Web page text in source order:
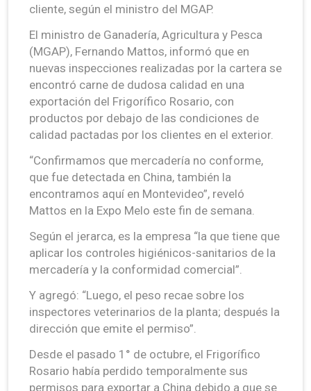
cliente, según el ministro del MGAP.
El ministro de Ganadería, Agricultura y Pesca
(MGAP), Fernando Mattos, informó que en
nuevas inspecciones realizadas por la cartera se
encontró carne de dudosa calidad en una
exportación del Frigorífico Rosario, con
productos por debajo de las condiciones de
calidad pactadas por los clientes en el exterior.
“Confirmamos que mercadería no conforme,
que fue detectada en China, también la
encontramos aquí en Montevideo”, reveló
Mattos en la Expo Melo este fin de semana.
Según el jerarca, es la empresa “la que tiene que
aplicar los controles higiénicos-sanitarios de la
mercadería y la conformidad comercial”.
Y agregó: “Luego, el peso recae sobre los
inspectores veterinarios de la planta; después la
dirección que emite el permiso”.
Desde el pasado 1° de octubre, el Frigorífico
Rosario había perdido temporalmente sus
permisos para exportar a China debido a que se